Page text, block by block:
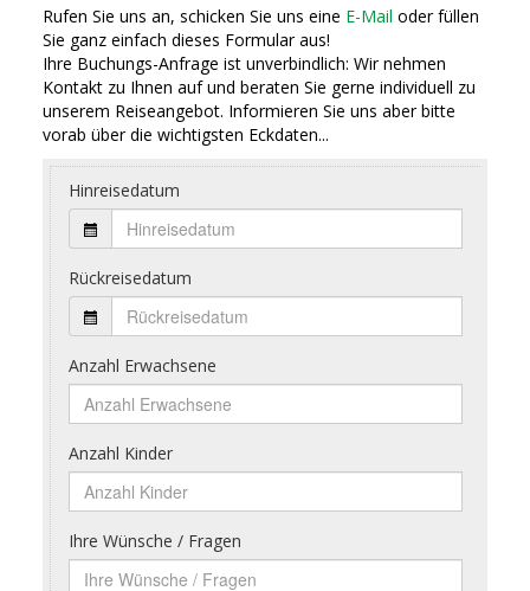
Rufen Sie uns an, schicken Sie uns eine E-Mail oder füllen
Sie ganz einfach dieses Formular aus!
Ihre Buchungs-Anfrage ist unverbindlich: Wir nehmen
Kontakt zu Ihnen auf und beraten Sie gerne individuell zu
unserem Reiseangebot. Informieren Sie uns aber bitte
vorab über die wichtigsten Eckdaten...